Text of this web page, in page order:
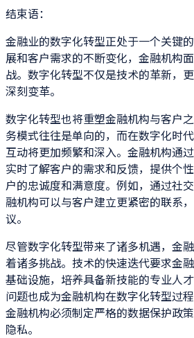
结束语：
金融业的数字化转型正处于一个关键
展和客户需求的不断变化，金融机构
战。数字化转型不仅是技术的革新，
深刻变革。
数字化转型也将重塑金融机构与客户
务模式往往是单向的，而在数字化时
互动将更加频繁和深入。金融机构通
实时了解客户的需求和反馈，提供个
户的忠诚度和满意度。例如，通过社
融机构可以与客户建立更紧密的联系
议。
尽管数字化转型带来了诸多机遇，金
着诸多挑战。技术的快速迭代要求金
基础设施，培养具备新技能的专业人
问题也成为金融机构在数字化转型过
金融机构必须制定严格的数据保护政
隐私。